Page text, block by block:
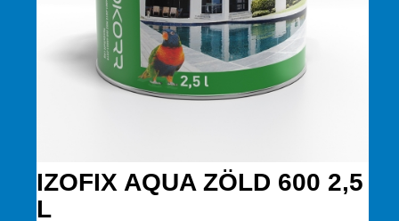
IZOFIX AQUA ZÖLD 600 2,5
L